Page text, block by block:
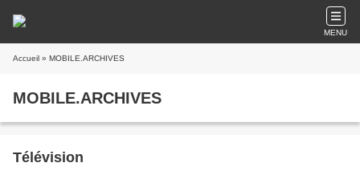
MENU
Accueil » MOBILE.ARCHIVES
MOBILE.ARCHIVES
Télévision